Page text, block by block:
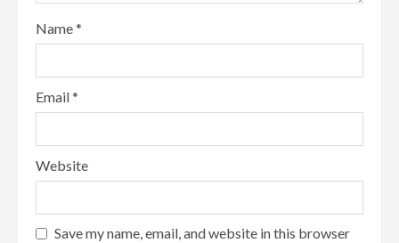
Name*
Email*
Website
Save my name, email, and website in this browser